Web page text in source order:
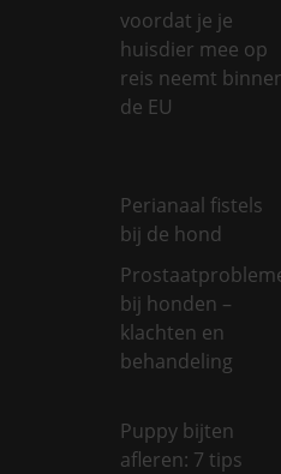
voordat je je
huisdier mee op
reis neemt
de EU
Perianaal fistels
bij de hond
bij honden –
klachten en
behandeling
Puppy bijten
afleren: 7 tips